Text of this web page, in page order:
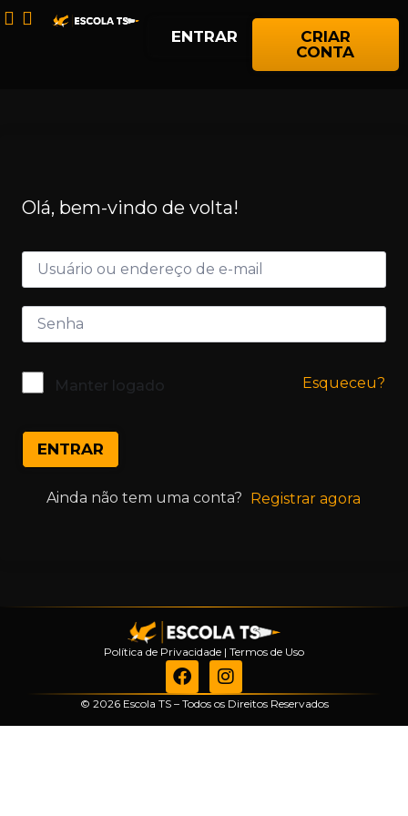
ENTRAR
CRIAR
CONTA
Olá, bem-vindo de volta!
Manter logado Esqueceu?
ENTRAR
Ainda não tem uma conta? Registrar agora
Política de Privacidade | Termos de Uso
© 2026 Escola TS – Todos os Direitos Reservados